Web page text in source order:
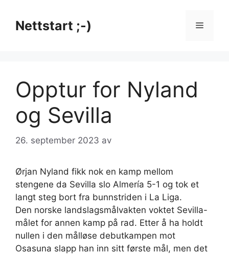
innholdNettstart ;-) Meny
Opptur for Nyland
og Sevilla
26. september 2023 av
Ørjan Nyland fikk nok en kamp mellom
stengene da Sevilla slo Almería 5-1 og tok et
langt steg bort fra bunnstriden i La Liga.
Den norske landslagsmålvakten voktet Sevilla-
målet for annen kamp på rad. Etter å ha holdt
nullen i den målløse debutkampen mot
Osasuna slapp han inn sitt første mål, men det